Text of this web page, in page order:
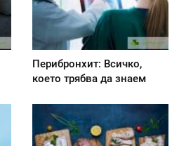
Перибронхит: Всичко,
което трябва да знаем